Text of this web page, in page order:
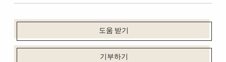
도움 받기
기부하기